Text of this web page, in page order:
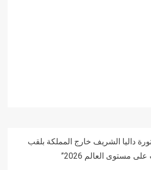
داليا الشريف خارج المملكة بلقب
مستوى العالم 2026”